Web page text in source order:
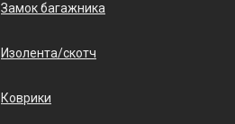
Замок багажника
Изолента/скотч
Коврики